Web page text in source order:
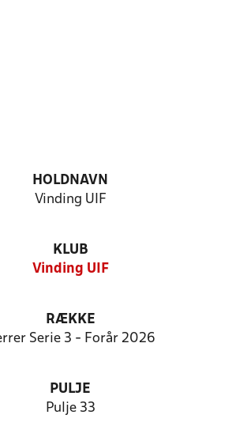
HOLDNAVN
Vinding UIF
KLUB
Vinding UIF
RÆKKE
Serie 3 - Forår 2026
PULJE
Pulje 33